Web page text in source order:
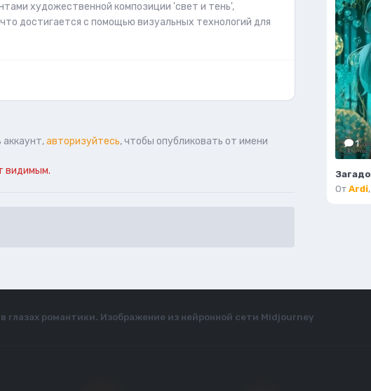
художественной композиции 'свет и тень',
достигается с помощью визуальных технологий для
авторизуйтесь, чтобы опубликовать от имени
видимым.
1
От Ardi,
глазах романтики. Изображение из нейронной сети Midjourney